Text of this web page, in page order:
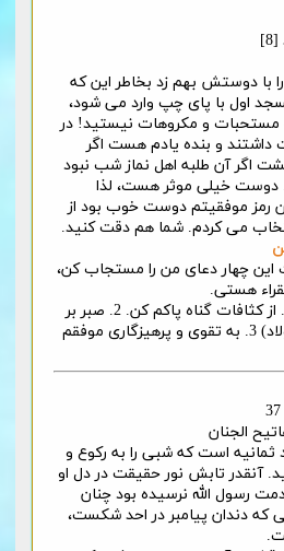
با دوستش بهم زد بخاطر این که
اول با پای چپ وارد می شود،
مستحبات و مکروهات نیستید! در
داشتند و بنده یادم هست اگر
اگر آن طلبه اهل نماز شب نبود
دوست خیلی موثر هست، لذا
رمز موفقیتم دوست خوب بود از
می کردم. شما هم دقت کنید.
چهار دعای من را مستجاب کن،
هستی.
چهار دعای استخراج شده: 1. از کثافات گناه پاکم کن. 2. صبر بر
قضا و قدر الهی (مثل داغ اولاد) 3. به تقوی و پرهیزگاری موفقم
ثمانیه است که شبی را به رکوع و
آنقدر تابش نور حقیقت در دل او
رسول الله نرسیده بود چنان
که دندان پیامبر در احد شکست،